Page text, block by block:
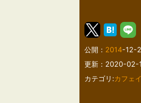
公開： 2014-12-
更新：2020-02-
カテゴリ:カフェ